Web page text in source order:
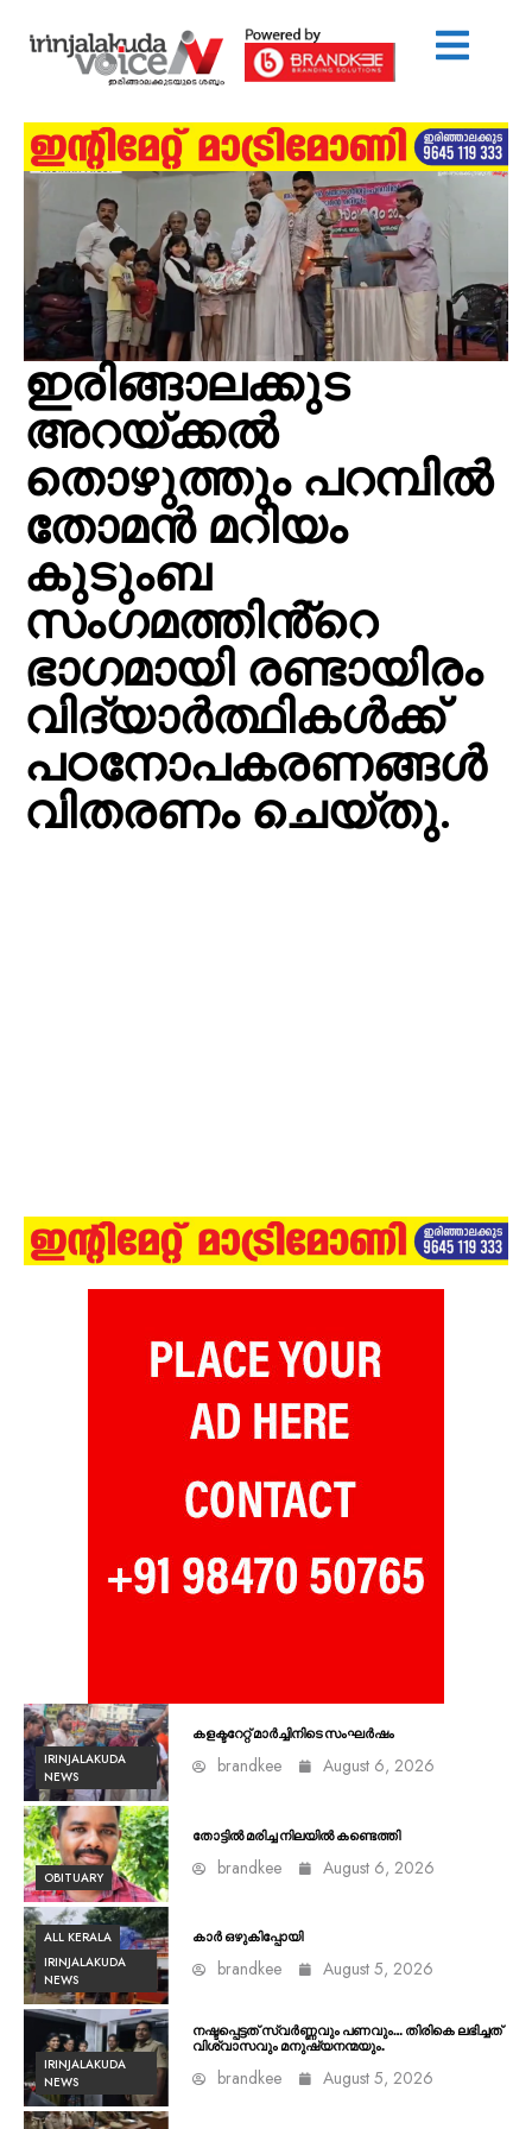
ഇരിങ്ങാലക്കുട
അറയ്ക്കൽ
തൊഴുത്തും പറമ്പിൽ
തോമൻ മറിയം
കുടുംബ
സംഗമത്തിൻ്റെ
ഭാഗമായി രണ്ടായിരം
വിദ്യാർത്ഥികൾക്ക്
പഠനോപകരണങ്ങൾ
വിതരണം ചെയ്തു.
IRINJALAKUDA
NEWS
കളക്ടറേറ്റ് മാർച്ചിനിടെ സംഘർഷം
brandkee August 6, 2026
OBITUARY
തോട്ടിൽ മരിച്ച നിലയിൽ കണ്ടെത്തി
brandkee August 6, 2026
ALL KERALA
IRINJALAKUDA
NEWS
കാർ ഒഴുകിപ്പോയി
brandkee August 5, 2026
IRINJALAKUDA
NEWS
നഷ്ടപ്പെട്ടത് സ്വർണ്ണവും പണവും… തിരികെ ലഭിച്ചത്
വിശ്വാസവും മനുഷ്യനന്മയും.
brandkee August 5, 2026